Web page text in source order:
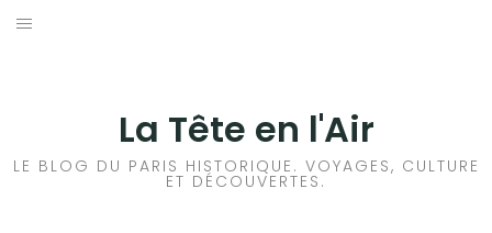
Aller
La Tête en l'Air
LE BLOG DU PARIS HISTORIQUE. VOYAGES, CULTURE
ET DÉCOUVERTES.
HISTOIRES EN ILE DE FRANCE